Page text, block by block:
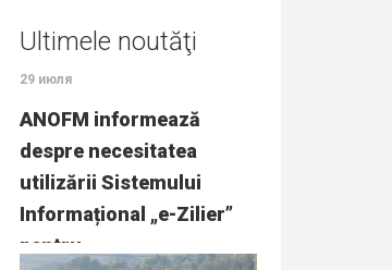
Ultimele noutăţi
29 июля
ANOFM informează
despre necesitatea
utilizării Sistemului
Informațional „e-Zilier”
pentru…